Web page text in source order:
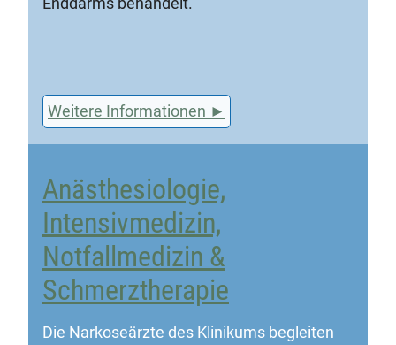
Weitere Informationen
Anästhesiologie,
Intensivmedizin,
Notfallmedizin &
Schmerztherapie
Die Narkoseärzte des Klinikums begleiten